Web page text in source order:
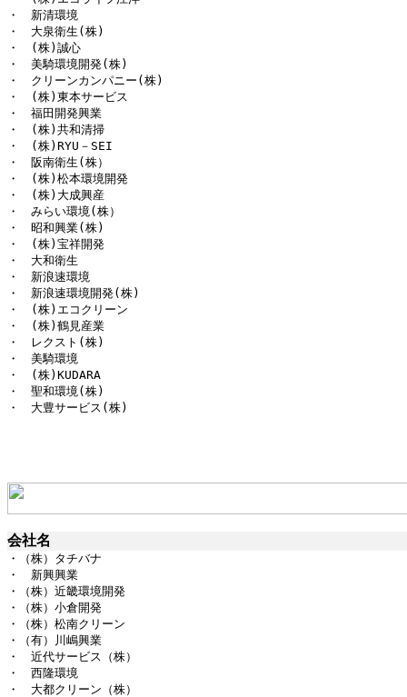
・　新清環境
・　大泉衛生(株)
・　(株)誠心
・　美騎環境開発(株)
・　クリーンカンパニー(株)
・　(株)東本サービス
・　福田開発興業
・　(株)共和清掃
・　(株)RYU－SEI
・　阪南衛生(株）
・　(株)松本環境開発
・　(株)大成興産
・　みらい環境(株）
・　昭和興業(株)
・　(株)宝祥開発
・　大和衛生
・　新浪速環境
・　新浪速環境開発(株)
・　(株)エコクリーン
・　(株)鶴見産業
・　レクスト(株)
・　美騎環境
・　(株)KUDARA
・　聖和環境(株)
・　大豊サービス(株)
会社名
・（株）タチバナ
・　新興興業
・（株）近畿環境開発
・（株）小倉開発
・（株）松南クリーン
・（有）川嶋興業
・　近代サービス（株）
・　西隆環境
・　大都クリーン（株）